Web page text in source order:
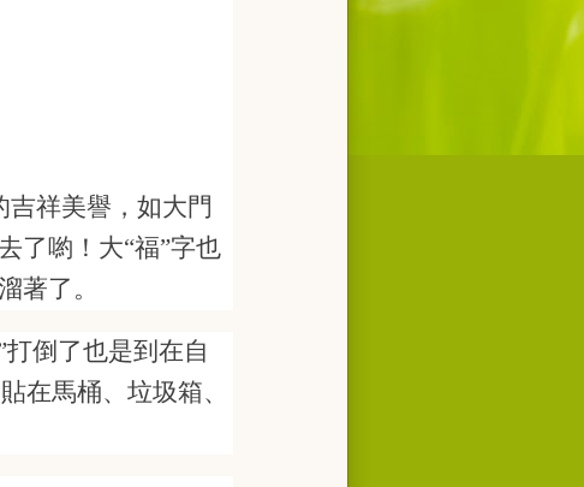
吉祥美譽，如大門
了喲！大“福”字也
著了。
打倒了也是到在自
在馬桶、垃圾箱、